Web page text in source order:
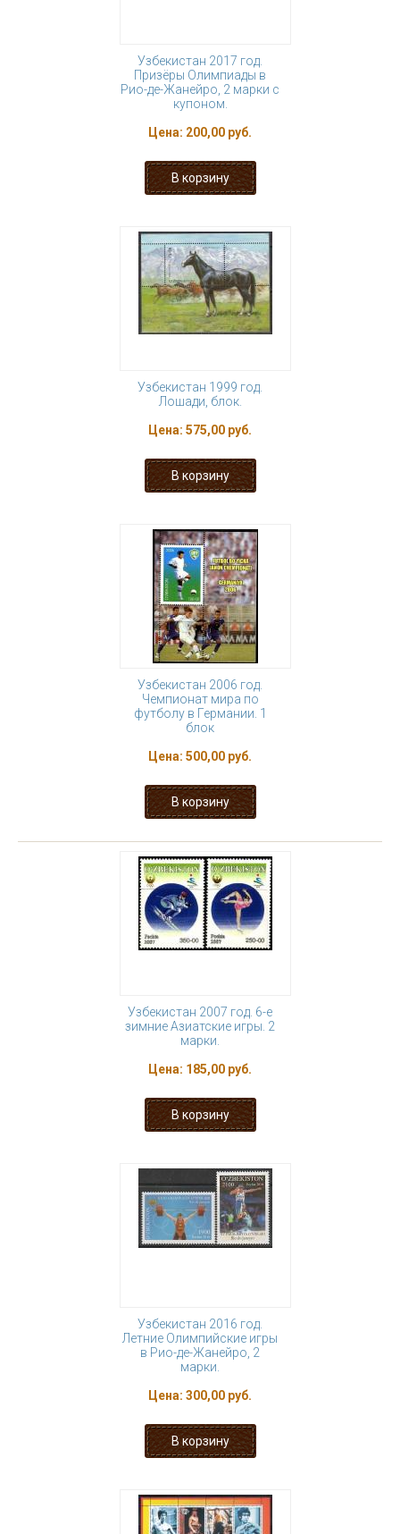
Узбекистан 2017 год.
Призёры Олимпиады в
Рио-де-Жанейро, 2 марки с
купоном.
Цена: 200,00 руб.
Узбекистан 1999 год.
Лошади, блок.
Цена: 575,00 руб.
Узбекистан 2006 год.
Чемпионат мира по
футболу в Германии. 1
блок
Цена: 500,00 руб.
Узбекистан 2007 год. 6-е
зимние Азиатские игры. 2
марки.
Цена: 185,00 руб.
Узбекистан 2016 год.
Летние Олимпийские игры
в Рио-де-Жанейро, 2
марки.
Цена: 300,00 руб.